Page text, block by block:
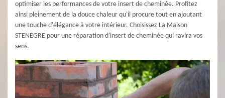
optimiser les performances de votre insert de cheminée. Profitez
ainsi pleinement de la douce chaleur qu'il procure tout en ajoutant
une touche d'élégance à votre intérieur. Choisissez La Maison
STENEGRE pour une réparation d'insert de cheminée qui ravira vos
sens.